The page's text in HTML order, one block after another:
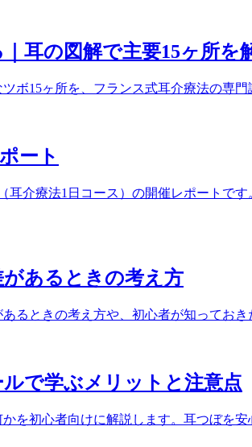
耳の図解で主要15ヶ所を
ボ15ヶ所を、フランス式耳介療法の専
ート
耳介療法1日コース）の開催レポートで
あるときの考え方
るときの考え方や、初心者が知っておき
で学ぶメリットと注意点
を初心者向けに解説します。耳つぼを